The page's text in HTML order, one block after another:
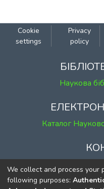
Cookie
settings
Privacy
policy
Наукова
Каталог
м. Київ, вул.
к.
We collect and process your
following purposes: